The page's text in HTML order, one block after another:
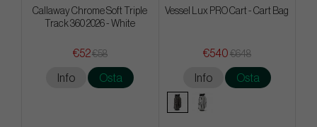
Callaway Chrome Soft Triple
Track 360 2026 - White
€52€58
Info Osta
Vessel Lux PRO Cart - Cart Bag
€540 €648
Info Osta